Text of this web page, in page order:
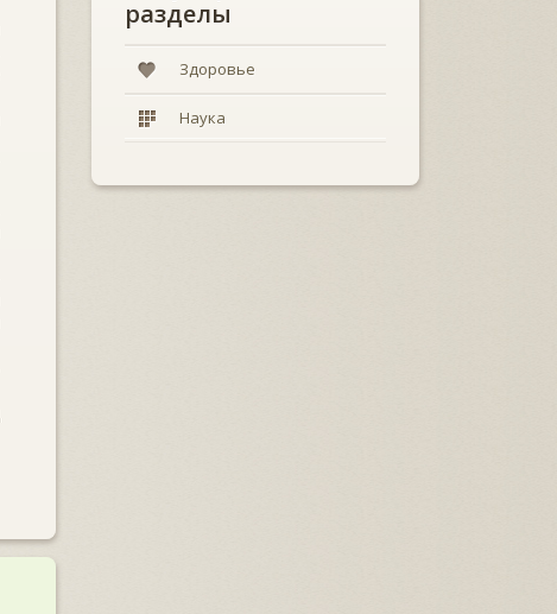
разделы
Здоровье
Наука